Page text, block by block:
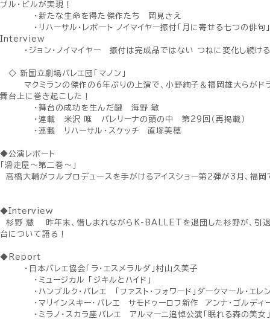
プル・ビルが実現！
・新たな生命を得た傑作たち 岡見さえ
・リハーサル・レポート ノイマイヤー振付「月に寄せる七つの俳句
Interview
・ジョン・ノイマイヤー 振付は完成品ではない つねに変化し続け
◇ 新国立劇場バレエ団「マノン」
マクミランの傑作の6年ぶりの上演で、小野絢子＆福岡雄大らがドラ
舞台上に巻き起こした！
・舞台の成功を生んだ鍵 海野 敏
・連載 米沢 唯 バレリーナの頭の中 第29回（再掲載）
・連載 リハーサル・スケッチ 直塚美穂
◆公演レポート
「滑走屋〜第二巻〜」
高橋大輔がフルプロデュースを手がけるアイスショー第2弾が3月、福
◆Interview
杉野 慧 昨年末、惜しまれながらK-BALLETを退団した杉野が、引
台について語る！
◆Report
・日本バレエ協会「ラ・エスメラルダ」村山久美子
・ミュージカル 「ジキルとハイド」
・ハンブルク・バレエ 「ファスト・フォワード」ダークマール・エレン
・マリインスキー・バレエ サモドゥーロフ新作 アンナ・ゴルディ
・ミラノ・スカラ座バレエ アルマーニ追悼公演「眠れる森の美女」